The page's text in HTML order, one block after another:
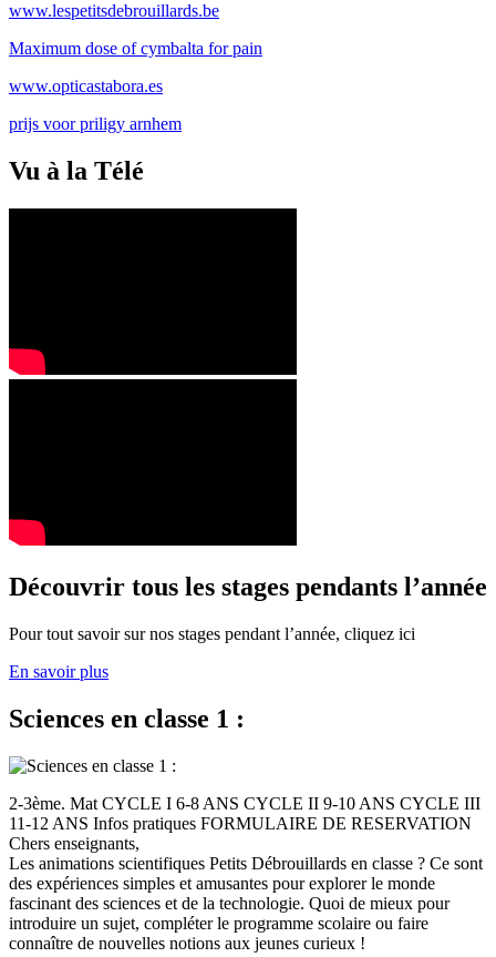
www.lespetitsdebrouillards.be
Maximum dose of cymbalta for pain
www.opticastabora.es
prijs voor priligy arnhem
Vu à la Télé
Découvrir tous les stages pendants l’année
Pour tout savoir sur nos stages pendant l’année, cliquez ici
En savoir plus
Sciences en classe 1 :
2-3ème. Mat CYCLE I 6-8 ANS CYCLE II 9-10 ANS CYCLE III
11-12 ANS Infos pratiques FORMULAIRE DE RESERVATION
Chers enseignants,
Les animations scientifiques Petits Débrouillards en classe ? Ce sont
des expériences simples et amusantes pour explorer le monde
fascinant des sciences et de la technologie. Quoi de mieux pour
introduire un sujet, compléter le programme scolaire ou faire
connaître de nouvelles notions aux jeunes curieux !